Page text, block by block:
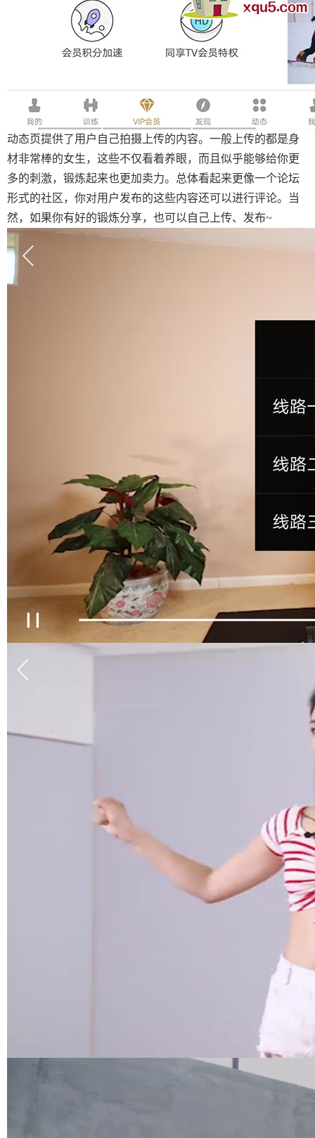
动态页提供了用户自己拍摄上传的内容。一般上传的都是身
材非常棒的女生，这些不仅看着养眼，而且似乎能够给你更
多的刺激，锻炼起来也更加卖力。总体看起来更像一个论坛
形式的社区，你对用户发布的这些内容还可以进行评论。当
然，如果你有好的锻炼分享，也可以自己上传、发布~